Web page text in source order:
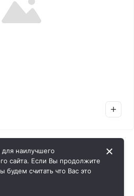
наилучшего
сайта. Если Вы продолжите
будем считать что Вас это